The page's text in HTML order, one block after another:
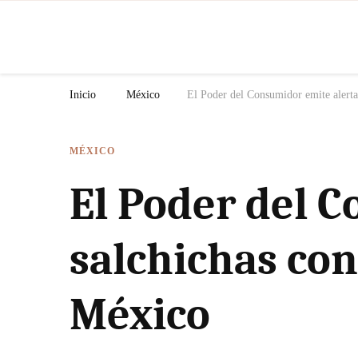
Inicio México El Poder del Consumidor emite
MÉXICO
El Poder del
salchichas
México